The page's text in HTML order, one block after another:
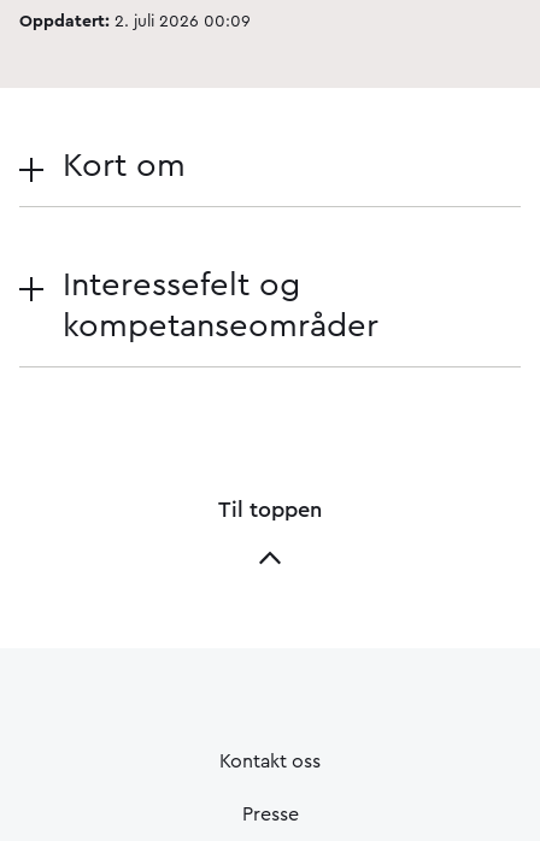
Oppdatert: 2. juli 2026 00:09
Kort om
Interessefelt og
kompetanseområder
Til toppen
Kontakt oss
Presse